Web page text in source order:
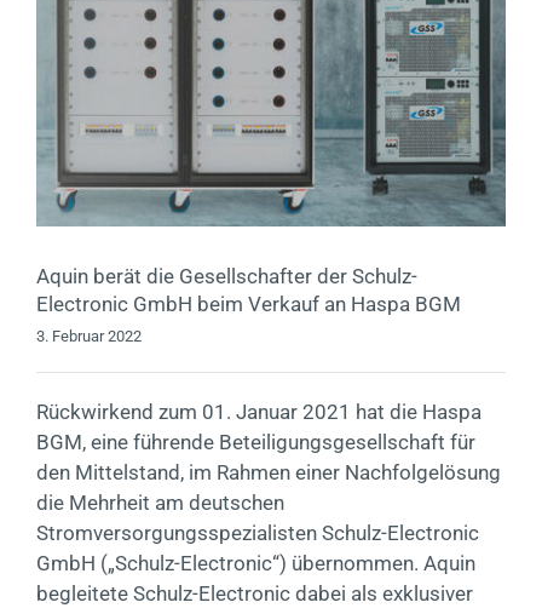
Aquin berät die Gesellschafter der Schulz-
Electronic GmbH beim Verkauf an Haspa BGM
3. Februar 2022
Rückwirkend zum 01. Januar 2021 hat die Haspa
BGM, eine führende Beteiligungsgesellschaft für
den Mittelstand, im Rahmen einer Nachfolgelösung
die Mehrheit am deutschen
Stromversorgungsspezialisten Schulz-Electronic
GmbH („Schulz-Electronic“) übernommen. Aquin
begleitete Schulz-Electronic dabei als exklusiver